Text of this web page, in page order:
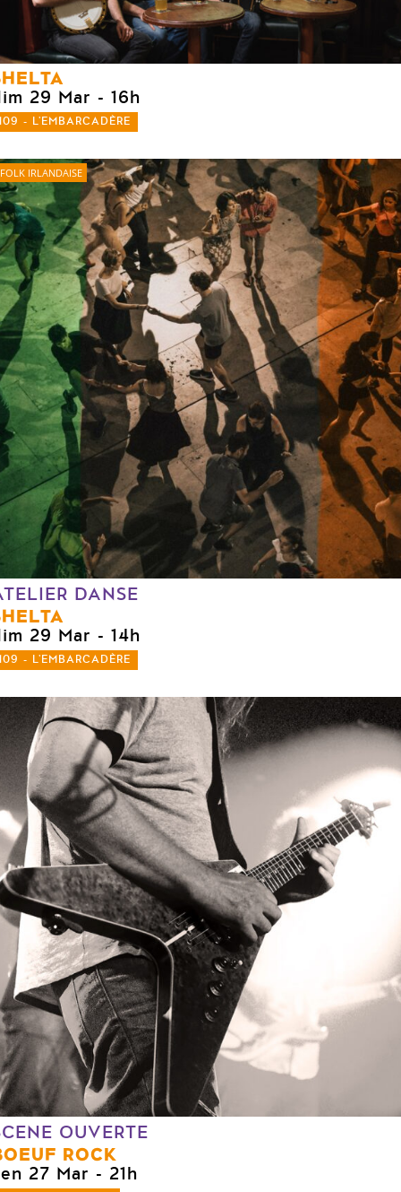
29 Mar - 16h
- L'EMBARCADÈRE
FOLK IRLANDAISE
DANSE
29 Mar - 14h
- L'EMBARCADÈRE
OUVERTE
ROCK
27 Mar - 21h